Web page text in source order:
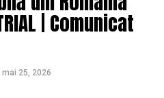
globale Nokian Tyres dețin
9001.
introducă noi produse
Nord în următoarele luni.
| Comunicat
mai 25, 2026